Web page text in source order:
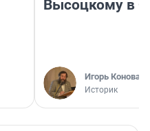
Высоцкому в
Игорь
Историк